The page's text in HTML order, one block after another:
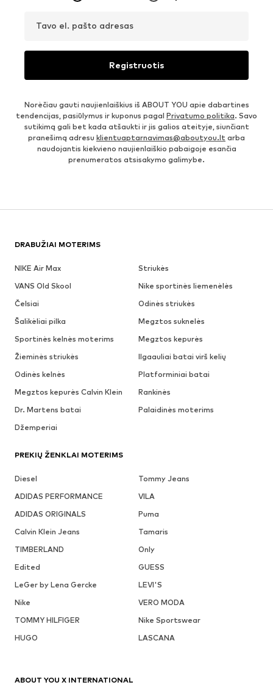
Tavo el. pašto adresas
Registruotis
Norėčiau gauti naujienlaiškius iš ABOUT YOU apie dabartines
tendencijas, pasiūlymus ir kuponus pagal Privatumo politika. Savo
sutikimą gali bet kada atšaukti ir jis galios ateityje, siunčiant
pranešimą adresu klientuaptarnavimas@aboutyou.lt arba
naudojantis kiekvieno naujienlaiškio pabaigoje esančia
prenumeratos atsisakymo galimybe.
DRABUŽIAI MOTERIMS
NIKE Air Max
Striukės
VANS Old Skool
Nike sportinės liemenėlės
Čelsiai
Odinės striukės
Šalikėliai pilka
Megztos suknelės
Sportinės kelnės moterims
Megztos kepurės
Žieminės striukės
Ilgaauliai batai virš kelių
Odinės kelnės
Platforminiai batai
Megztos kepurės Calvin Klein
Rankinės
Dr. Martens batai
Palaidinės moterims
Džemperiai
PREKIŲ ŽENKLAI MOTERIMS
Diesel
Tommy Jeans
ADIDAS PERFORMANCE
VILA
ADIDAS ORIGINALS
Puma
Calvin Klein Jeans
Tamaris
TIMBERLAND
Only
Edited
GUESS
LeGer by Lena Gercke
LEVI'S
Nike
VERO MODA
TOMMY HILFIGER
Nike Sportswear
HUGO
LASCANA
ABOUT YOU X INTERNATIONAL